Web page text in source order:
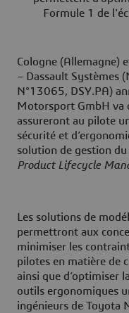
Formule 1 de
Cologne (Allemagne)
– Dassault Systèmes
N°13065, DSY.PA)
Motorsport GmbH va
assureront au pilote
sécurité et
solution de gestion
Product Lifecycle
Les solutions de
permettront aux
minimiser les
pilotes en matière de
ainsi que d’optimiser
outils ergonomiques
ingénieurs de Toyota